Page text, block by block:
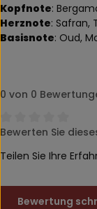
Kopfnote:
Herznote: Safran,
Basisnote: Oud,
0 von 0
Durchschnittliche
Bewerten Sie
Teilen Sie Ihre
Bewertung